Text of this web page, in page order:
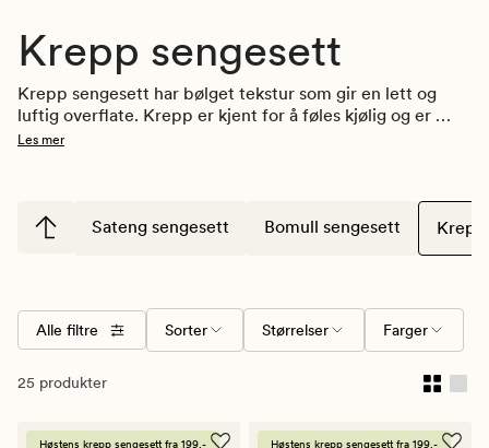
Krepp sengesett
Krepp sengesett har bølget tekstur som gir en lett og
luftig overflate. Krepp er kjent for å føles kjølig og er
derfor perfekt å bruke om sommeren eller for de som
Les mer
Sateng sengesett Bomull sengesett
Alle filtre Sorter Størrelser Farger
25 produkter
Høstens krepp sengesett fra 199,- Høstens krepp sengesett fra 199,-